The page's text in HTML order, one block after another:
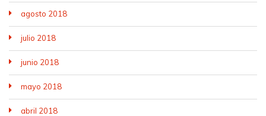
agosto 2018
julio 2018
junio 2018
mayo 2018
abril 2018